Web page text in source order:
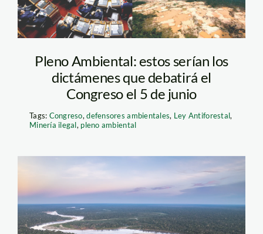
Pleno Ambiental: estos serían los
dictámenes que debatirá el
Congreso el 5 de junio
Tags: Congreso,defensores ambientales, Ley Antiforestal,
Minería ilegal, pleno ambiental
Manu carretera Diego
Perez SPDA